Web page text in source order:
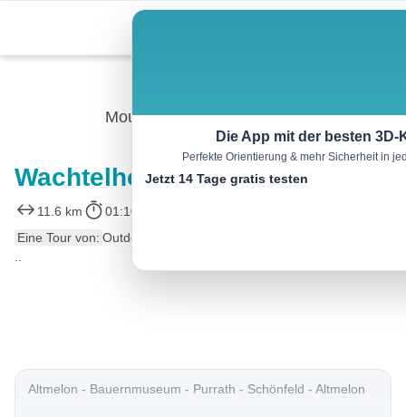
content
Mountainbike
Wachtelhof-Strecke
11.6 km 01:10 h
Eine Tour von: Outdooractive
Altmelon - Bauernmuseum - Purrath - Schönfeld - Altmelon
Die App mit der besten 3D-
Perfekte Orientierung & mehr Sicherheit in
Jetzt 14 Tage gratis testen